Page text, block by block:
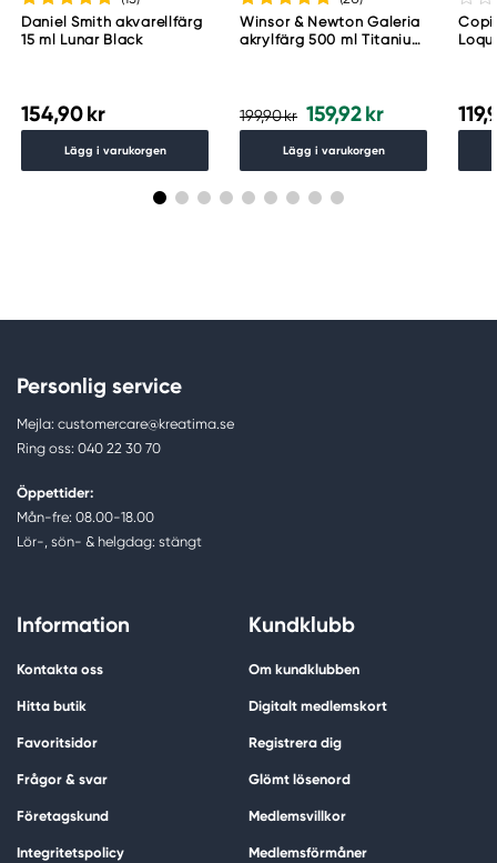
Daniel Smith akvarellfärg
15 ml Lunar Black
154,90 kr
Lägg i varukorgen
Winsor & Newton Galeria
akrylfärg 500 ml Titanium
199,90 kr 159,92 kr
Lägg i varukorgen
Personlig service
Mejla: customercare@kreatima.se
Ring oss: 040 22 30 70
Öppettider:
Mån-fre: 08.00-18.00
Lör-, sön- & helgdag: stängt
Information
Kontakta oss
Hitta butik
Favoritsidor
Frågor & svar
Företagskund
Integritetspolicy
Kundklubb
Om kundklubben
Digitalt medlemskort
Registrera dig
Glömt lösenord
Medlemsvillkor
Medlemsförmåner